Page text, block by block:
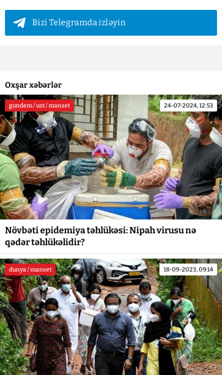
Bizi Telegramda izləyin
Oxşar xəbərlər
gundem / ust / manset 24-07-2024, 12:53
Növbəti epidemiya təhlükəsi: Nipah virusu nə
qədər təhlükəlidir?
dunya / manset 18-09-2023, 09:14